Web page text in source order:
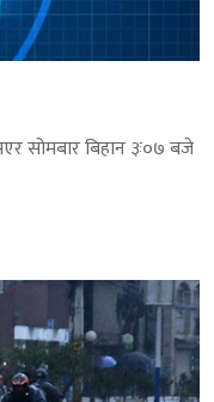
सोमबार बिहान ३ः०७ बजे